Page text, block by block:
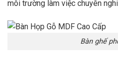
môi trường làm việc chuyên
Bàn ghế